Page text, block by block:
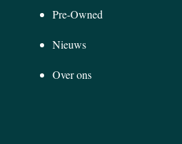
Pre-Owned
Nieuws
Over ons